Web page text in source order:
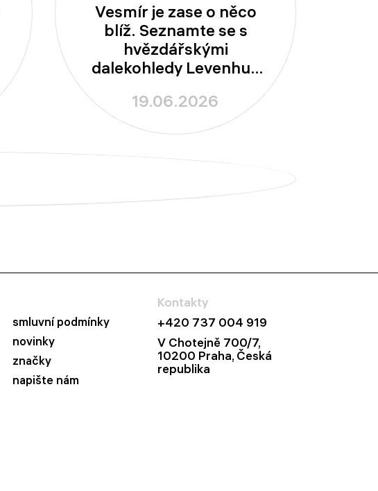
Vesmír je zase o něco
blíž. Seznamte se s
hvězdářskými
dalekohledy Levenhuk
19.06.2026
smluvní podmínky
novinky
značky
napište nám
Kontakty
+420 737 004 919
V Chotejně 700/7,
10200 Praha, Česká
republika